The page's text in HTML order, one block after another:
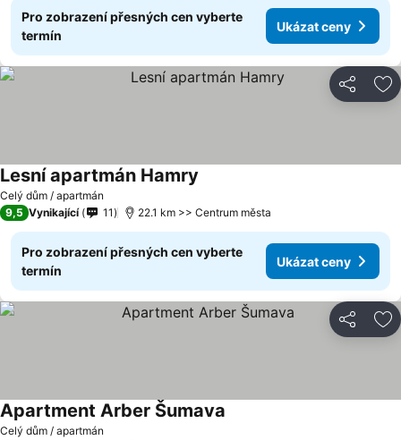
Pro zobrazení přesných cen vyberte
termín
Ukázat ceny
Sdílet
Celý dům / apartmán
Lesní apartmán Hamry
9,5 Vynikající 11 22.1 km >> Centrum města
Pro zobrazení přesných cen vyberte
termín
Ukázat ceny
Sdílet
Celý dům / apartmán
Apartment Arber Šumava